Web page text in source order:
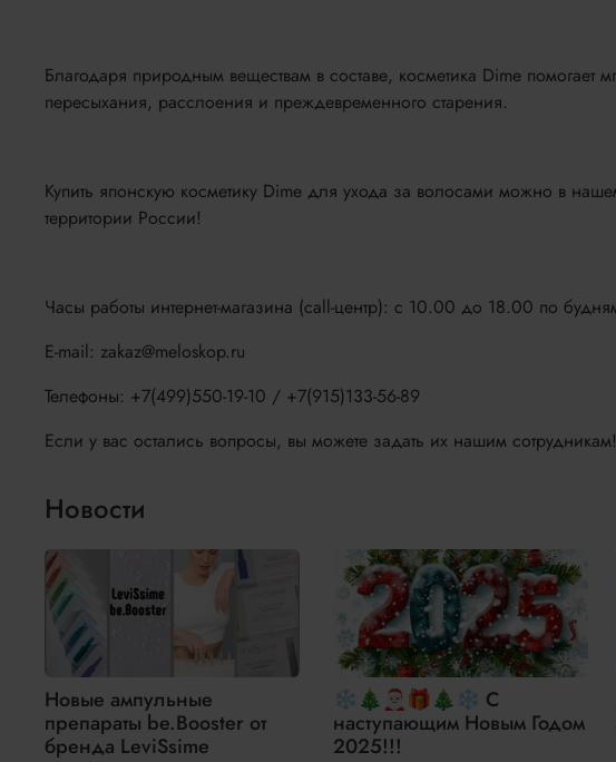
Благодаря природным веществам в составе, косметика Dime помогает
пересыхания, расслоения и преждевременного старения.
Купить японскую косметику Dime для ухода за волосами можно в
территории России!
Часы работы интернет-магазина (call-центр): с 10.00 до 18.00 по
E-mail: zakaz@meloskop.ru
Телефоны: +7(499)550-19-10 / +7(915)133-56-89
Если у вас остались вопросы, вы можете задать их нашим сотрудникам!
Новости
Новые ампульные
препараты be.Booster от
бренда LeviSsime
❄🎄🎅🏻🎁🎄❄ С
наступающим Новым Годом
2025!!!